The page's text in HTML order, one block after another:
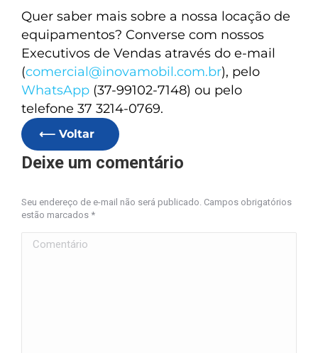
Quer saber mais sobre a nossa locação de
equipamentos? Converse com nossos
Executivos de Vendas através do e-mail
(comercial@inovamobil.com.br), pelo
WhatsApp (37-99102-7148) ou pelo
telefone 37 3214-0769.
⟵ Voltar
Deixe um comentário
Seu endereço de e-mail não será publicado. Campos obrigatórios
estão marcados *
Comentário